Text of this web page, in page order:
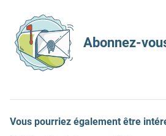
Abonnez-
Vous pourriez également être